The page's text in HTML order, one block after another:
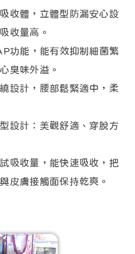
收體，立體型防漏安心設
收量高。
功能，能有效抑制細菌繁
臭味外溢。
設計，腰部鬆緊適中，柔
設計：美觀舒適、穿脫方
吸收量，能快速吸收，把
皮膚接觸面保持乾爽。